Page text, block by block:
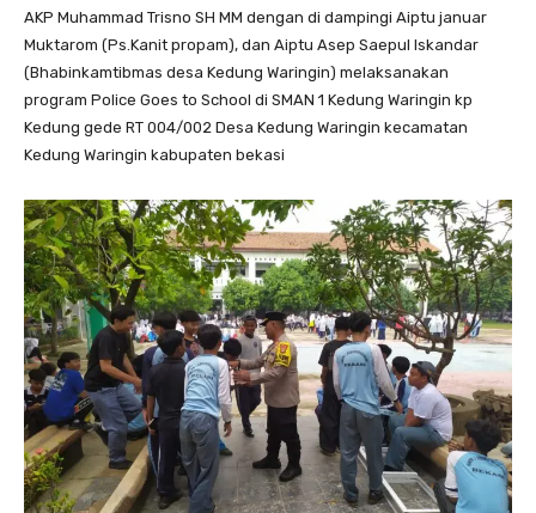
AKP Muhammad Trisno SH MM dengan di dampingi Aiptu januar
Muktarom (Ps.Kanit propam), dan Aiptu Asep Saepul Iskandar
(Bhabinkamtibmas desa Kedung Waringin) melaksanakan
program Police Goes to School di SMAN 1 Kedung Waringin kp
Kedung gede RT 004/002 Desa Kedung Waringin kecamatan
Kedung Waringin kabupaten bekasi